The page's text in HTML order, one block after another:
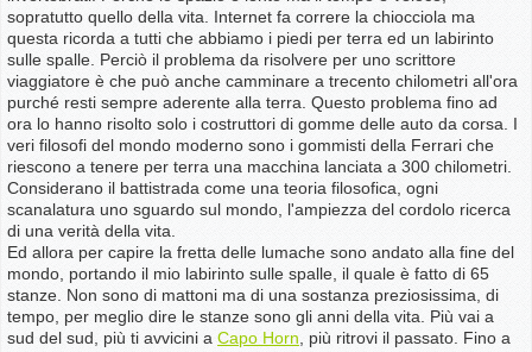
sopratutto quello della vita. Internet fa correre la chiocciola ma
questa ricorda a tutti che abbiamo i piedi per terra ed un labirinto
sulle spalle. Perciò il problema da risolvere per uno scrittore
viaggiatore è che può anche camminare a trecento chilometri all'ora
purché resti sempre aderente alla terra. Questo problema fino ad
ora lo hanno risolto solo i costruttori di gomme delle auto da corsa. I
veri filosofi del mondo moderno sono i gommisti della Ferrari che
riescono a tenere per terra una macchina lanciata a 300 chilometri.
Considerano il battistrada come una teoria filosofica, ogni
scanalatura uno sguardo sul mondo, l'ampiezza del cordolo ricerca
di una verità della vita.
Ed allora per capire la fretta delle lumache sono andato alla fine del
mondo, portando il mio labirinto sulle spalle, il quale è fatto di 65
stanze. Non sono di mattoni ma di una sostanza preziosissima, di
tempo, per meglio dire le stanze sono gli anni della vita. Più vai a
sud del sud, più ti avvicini a Capo Horn , più ritrovi il passato. Fino a